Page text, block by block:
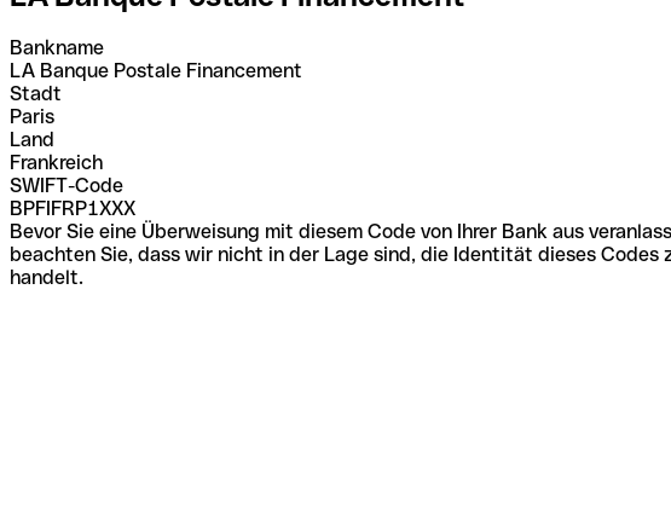
Bankname
LA Banque Postale Financement
Stadt
Paris
Land
Frankreich
SWIFT-Code
BPFIFRP1XXX
Bevor Sie eine Überweisung mit diesem Code von Ihrer Bank aus
beachten Sie, dass wir nicht in der Lage sind, die Identität dieses
handelt.